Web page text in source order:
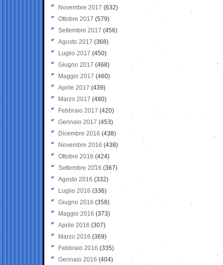
Novembre 2017 (632)
Ottobre 2017 (579)
Settembre 2017 (456)
Agosto 2017 (368)
Luglio 2017 (450)
Giugno 2017 (468)
Maggio 2017 (460)
Aprile 2017 (439)
Marzo 2017 (480)
Febbraio 2017 (420)
Gennaio 2017 (453)
Dicembre 2016 (438)
Novembre 2016 (438)
Ottobre 2016 (424)
Settembre 2016 (367)
Agosto 2016 (332)
Luglio 2016 (336)
Giugno 2016 (358)
Maggio 2016 (373)
Aprile 2016 (307)
Marzo 2016 (369)
Febbraio 2016 (335)
Gennaio 2016 (404)